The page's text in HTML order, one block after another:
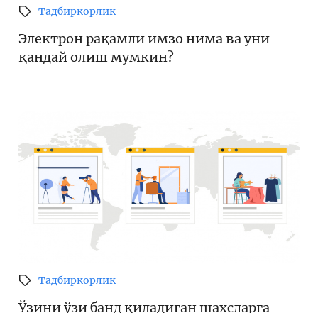
Тадбиркорлик
Электрон рақамли имзо нима ва уни
қандай олиш мумкин?
Тадбиркорлик
Ўзини ўзи банд қиладиган шахсларга